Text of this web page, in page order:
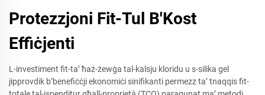
Protezzjoni Fit-Tul B'Kost
Effiċjenti
L-investiment fit-ta’ ħaż-żewġa tal-kalsju kloridu u s-silika gel
jipprovdik b’benefiċċji ekonomiċi sinifikanti permezz ta’ tnaqqis fit-